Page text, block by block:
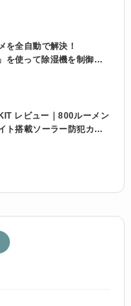
を全自動で解決！
を使って除湿機を制御し
レビュー｜800ルーメン
ト搭載ソーラー防犯カメ